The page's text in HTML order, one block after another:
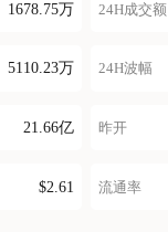
1678.75万 24H成交额
5110.23万 24H波幅
21.66亿 昨开
$2.61 流通率